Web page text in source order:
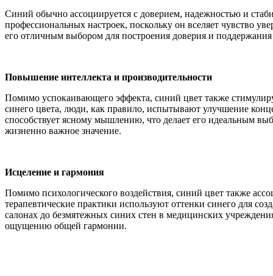
Синий обычно ассоциируется с доверием, надежностью и
профессиональных настроек, поскольку он вселяет чувство
его отличным выбором для построения доверия и
Повышение интеллекта и производительности
Помимо успокаивающего эффекта, синий цвет также
синего цвета, люди, как правило, испытывают улучшение
способствует ясному мышлению, что делает его идеальным
жизненно важное значение.
Исцеление и гармония
Помимо психологического воздействия, синий цвет также
терапевтические практики используют оттенки синего для
салонах до безмятежных синих стен в медицинских
ощущению общей гармонии.